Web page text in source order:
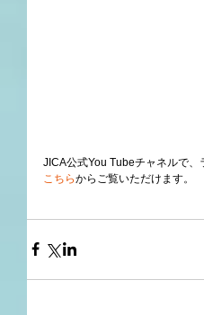
JICA公式You Tubeチャネルで
こちらからご覧いただけます。